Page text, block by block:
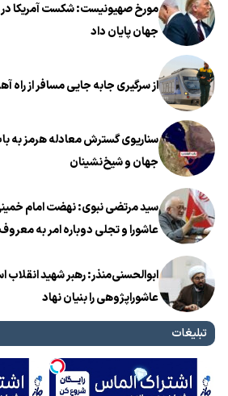
مورخ صهیونیست: شکست آمریکا در
جهان پایان داد
از سرگیری جابه جایی مسافر از راه
سناریوی گسترش معادله هرمز به
جهان و شیخ‌نشینان
سید مرتضی نبوی: نهضت امام
عاشورا و تجلی دوباره امر به
ابوالحسنی‌منذر: رهبر شهید انقلاب
عاشوراپژوهی را بنیان نهاد
تبلیغات